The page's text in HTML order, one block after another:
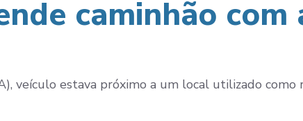
caminhão
veículo estava próximo a um local utilizado como